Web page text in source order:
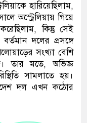
হারিয়েছিলাম,
অস্ট্রেলিয়ায় গিয়ে
কিন্তু সেই
দলের প্রসঙ্গে
সংখ্যা বেশি
তার মতে, অভিজ্ঞ
সামলাতে হয়।
দল এখন কঠোর